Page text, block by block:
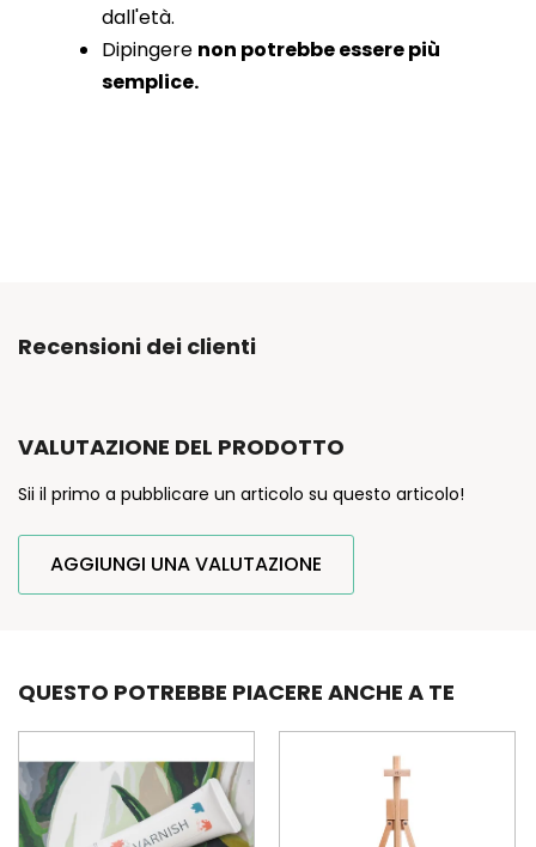
dall'età.
Dipingere non potrebbe essere più
semplice.
Recensioni dei clienti
VALUTAZIONE DEL PRODOTTO
Sii il primo a pubblicare un articolo su questo articolo!
AGGIUNGI UNA VALUTAZIONE
QUESTO POTREBBE PIACERE ANCHE A TE